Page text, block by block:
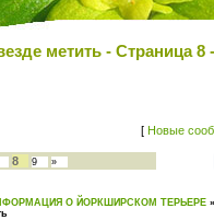
метить -
[ Новые
8 9 »
О ЙОРКШИРСКОМ ТЕРЬЕРЕ »